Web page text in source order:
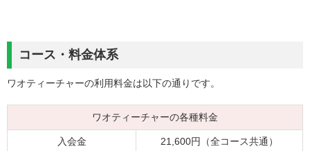
コース・料金体系
ワオティーチャーの利用料金は以下の通りです。
ワオティーチャーの各種料金
入会金 21,600円（全コース共通）